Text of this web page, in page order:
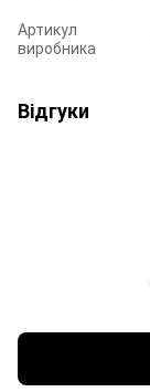
Артикул
виробника
Відгуки